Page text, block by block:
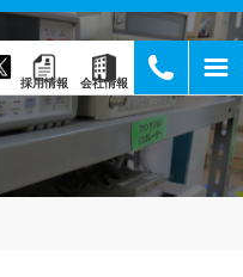
採用情報 会社情報